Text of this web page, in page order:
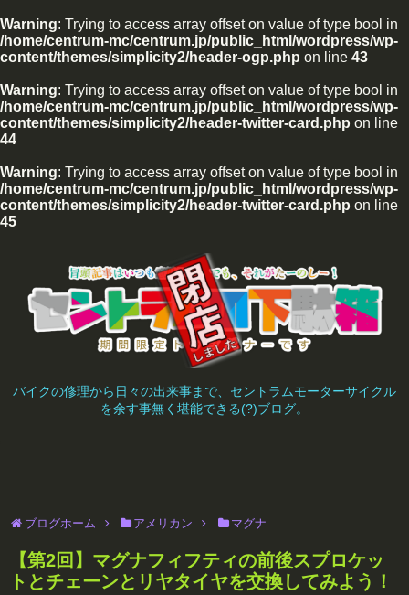
Warning: Trying to access array offset on value of type bool in
/home/centrum-mc/centrum.jp/public_html/wordpress/wp-
content/themes/simplicity2/header-ogp.php on line 43
Warning: Trying to access array offset on value of type bool in
/home/centrum-mc/centrum.jp/public_html/wordpress/wp-
content/themes/simplicity2/header-twitter-card.php on line
44
Warning: Trying to access array offset on value of type bool in
/home/centrum-mc/centrum.jp/public_html/wordpress/wp-
content/themes/simplicity2/header-twitter-card.php on line
45
バイクの修理から日々の出来事まで、セントラムモーターサイクル
を余す事無く堪能できる(?)ブログ。
ブログホーム アメリカン マグナ
【第2回】マグナフィフティの前後スプロケッ
トとチェーンとリヤタイヤを交換してみよう！